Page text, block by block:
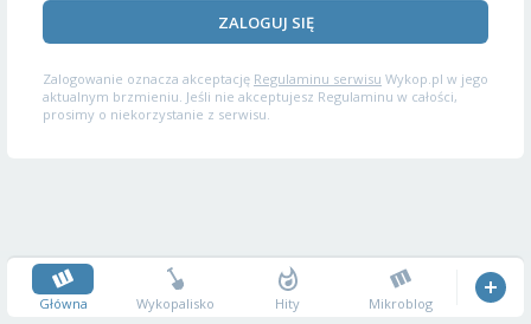
ZALOGUJ SIĘ
Zalogowanie oznacza akceptację Regulaminu serwisu Wykop.pl w jego
aktualnym brzmieniu. Jeśli nie akceptujesz Regulaminu w całości,
prosimy o niekorzystanie z serwisu.
Główna Wykopalisko Hity Mikroblog